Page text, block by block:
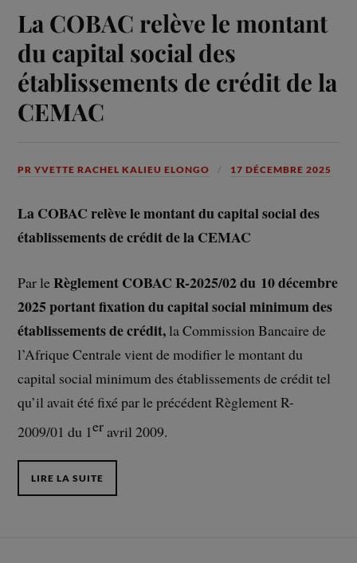
La COBAC relève le montant
du capital social des
établissements de crédit de la
CEMAC
PR YVETTE RACHEL KALIEU ELONGO 17 DÉCEMBRE 2025
La COBAC relève le montant du capital social des
établissements de crédit de la CEMAC
Par leRèglement COBAC R-2025/02 du 10 décembre
2025 portant fixation du capital social minimum des
établissements de crédit,la Commission Bancaire de
l’Afrique Centrale vient de modifier le montant du
capital social minimum des établissements de crédit tel
qu’il avait été fixé par le précédent Règlement R-
2009/01 du 1eravril 2009.
LIRE LA SUITE